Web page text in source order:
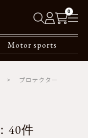
0
Motor sports
プロテクター
：40件